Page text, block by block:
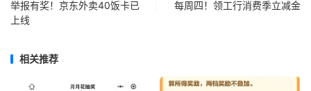
举报有奖！京东外卖40饭卡已
上线
每周四！领工行消费季立减金
相关推荐